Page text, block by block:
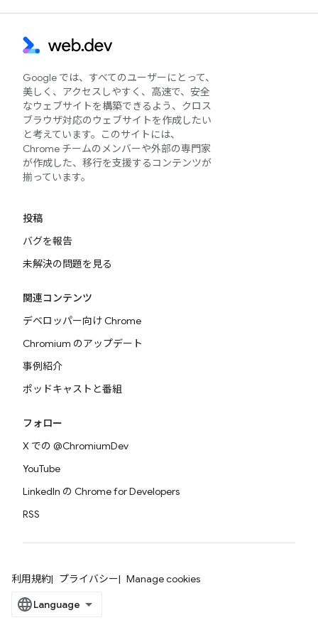
Google では、すべてのユーザーにとって、
美しく、アクセスしやすく、高速で、安全
なウェブサイトを構築できるよう、クロス
ブラウザ対応のウェブサイトを作成したい
と考えています。このサイトには、
Chrome チームのメンバーや外部の専門家
が作成した、移行を支援するコンテンツが
揃っています。
投稿
バグを報告
未解決の問題を見る
関連コンテンツ
デベロッパー向け Chrome
Chromium のアップデート
事例紹介
ポッドキャストと番組
フォロー
X での @ChromiumDev
YouTube
LinkedIn の Chrome for Developers
RSS
利用規約 プライバシー Manage cookies